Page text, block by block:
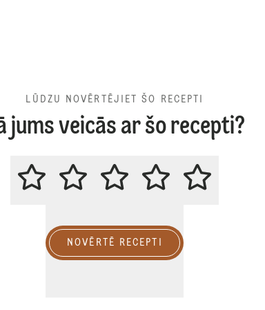
LŪDZU NOVĒRTĒJIET ŠO RECEPTI
jums veicās ar šo recepti?
LŪDZU NOVĒRTĒJIET ŠO
NOVĒRTĒ RECEPTI